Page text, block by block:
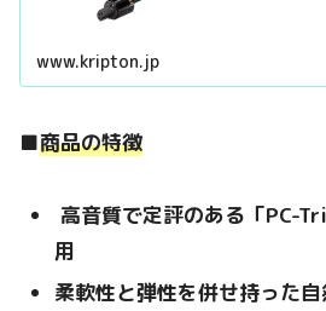
www.kripton.jp
■商品の特徴
高音質で定評のある「PC-
用
柔軟性と弾性を併せ持った